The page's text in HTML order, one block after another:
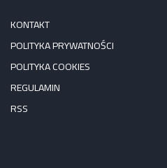
KONTAKT
POLITYKA PRYWATNOŚCI
POLITYKA COOKIES
REGULAMIN
RSS